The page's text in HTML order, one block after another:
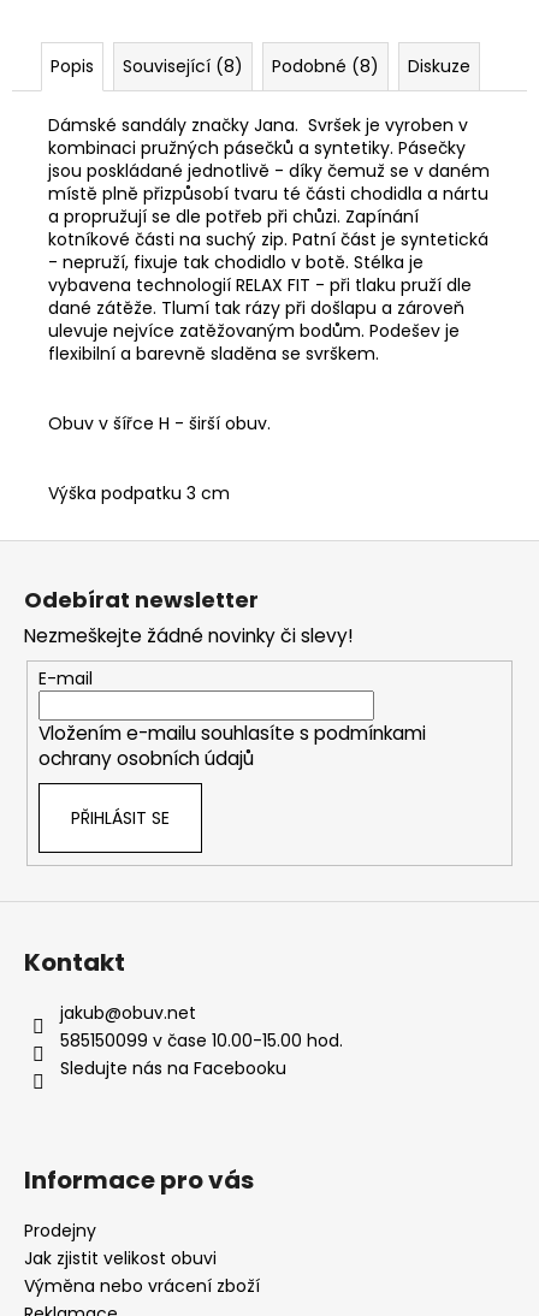
Popis Související (8) Podobné (8) Diskuze
Dámské sandály značky Jana. Svršek je vyroben v
kombinaci pružných pásečků a syntetiky. Pásečky
jsou poskládané jednotlivě - díky čemuž se v daném
místě plně přizpůsobí tvaru té části chodidla a nártu
a propružují se dle potřeb při chůzi. Zapínání
kotníkové části na suchý zip. Patní část je syntetická
- nepruží, fixuje tak chodidlo v botě. Stélka je
vybavena technologií RELAX FIT - při tlaku pruží dle
dané zátěže. Tlumí tak rázy při došlapu a zároveň
ulevuje nejvíce zatěžovaným bodům. Podešev je
flexibilní a barevně sladěna se svrškem.
Obuv v šířce H - širší obuv.
Výška podpatku 3 cm
Z
Odebírat newsletter
Nezmeškejte žádné novinky či slevy!
E-mail
Vložením e-mailu souhlasíte s podmínkami
ochrany osobních údajů
PŘIHLÁSIT SE
Kontakt
jakub@obuv.net
585150099 v čase 10.00-15.00 hod.
Sledujte nás na Facebooku
Informace pro vás
Prodejny
Jak zjistit velikost obuvi
Výměna nebo vrácení zboží